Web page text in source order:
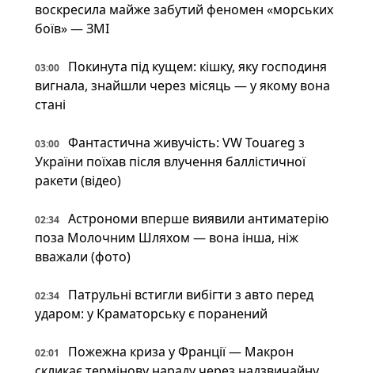
воскресила майже забутий феномен «морських
боїв» — ЗМІ
03:00
Покинута під кущем: кішку, яку господиня
вигнала, знайшли через місяць — у якому вона
стані
03:00
Фантастична живучість: VW Touareg з
України поїхав після влучення баллістичної
ракети (відео)
02:34
Астрономи вперше виявили антиматерію
поза Молочним Шляхом — вона інша, ніж
вважали (фото)
02:34
Патрульні встигли вибігти з авто перед
ударом: у Краматорську є поранений
02:01
Пожежна криза у Франції — Макрон